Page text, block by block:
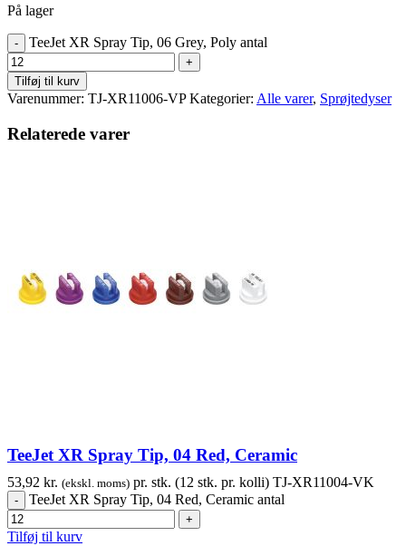
På lager
TeeJet XR Spray Tip, 06 Grey, Poly antal
Tilføj til kurv
Varenummer: TJ-XR11006-VPKategorier: Alle varer, Sprøjtedyser
Relaterede varer
TeeJet XR Spray Tip, 04 Red, Ceramic
53,92 kr. (ekskl. moms) pr. stk. (12 stk. pr. kolli) TJ-XR11004-VK
TeeJet XR Spray Tip, 04 Red, Ceramic antal
Tilføj til kurv